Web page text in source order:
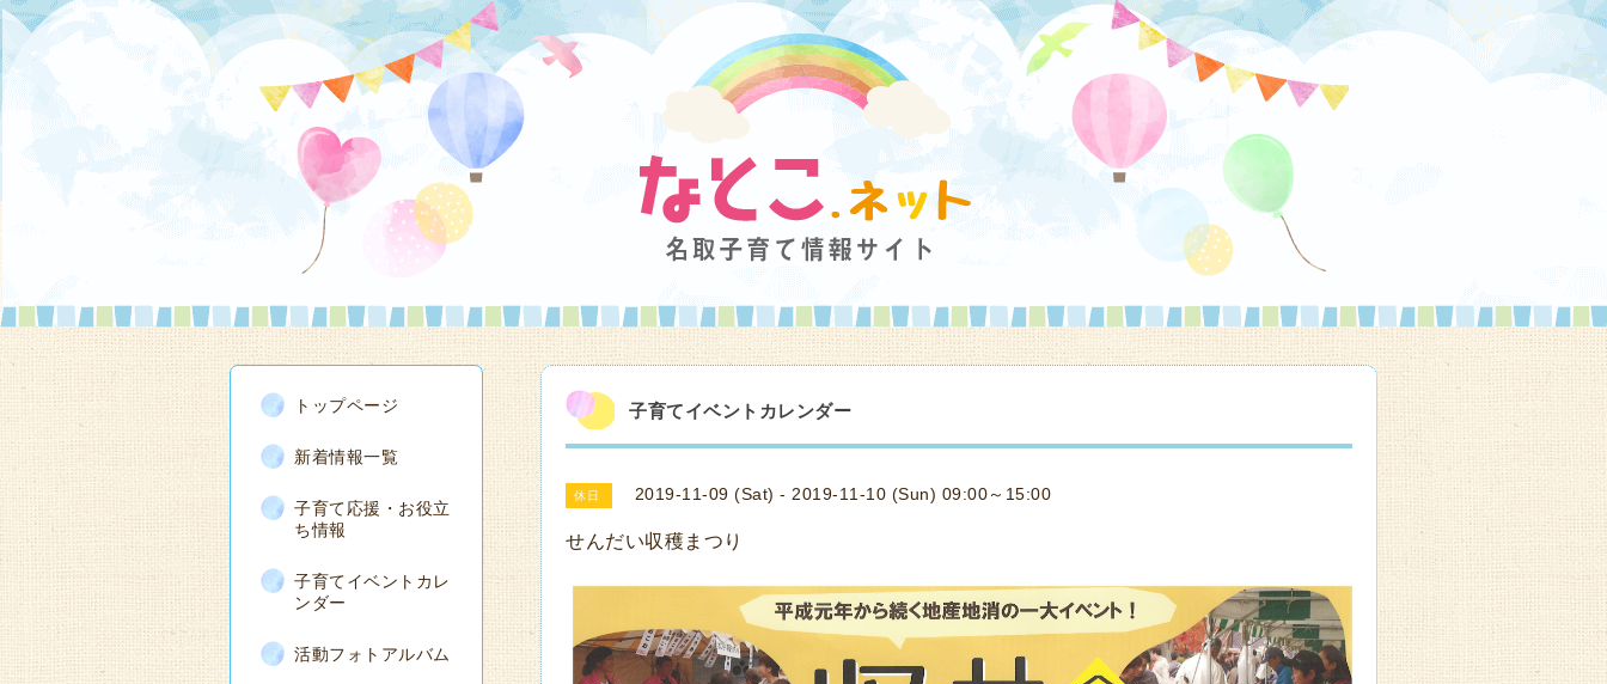
子育てイベントカレンダー
休日 2019-11-09 (Sat) - 2019-11-10 (Sun) 09:00～15:00
せんだい収穫まつり
トップページ
新着情報一覧
子育て応援・お役立
ち情報
子育てイベントカレ
ンダー
活動フォトアルバム